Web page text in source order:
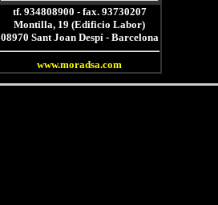
tf. 934808900 - fax. 93730207
Montilla, 19 (Edificio Labor)
08970 Sant Joan Despí - Barcelona
www.moradsa.com